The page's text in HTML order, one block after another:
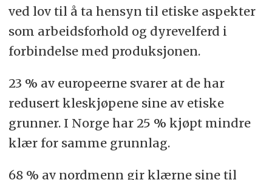
ved lov til å ta hensyn til etiske aspekter
som arbeidsforhold og dyrevelferd i
forbindelse med produksjonen.
23 % av europeerne svarer at de har
redusert kleskjøpene sine av etiske
grunner. I Norge har 25 % kjøpt mindre
klær for samme grunnlag.
68 % av nordmenn gir klærne sine til